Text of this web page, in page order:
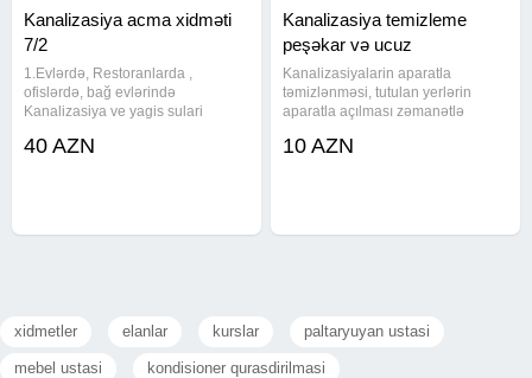
Kanalizasiya acma xidməti
7/2
1.Evlərdə, Restoranlarda ,
ofislərdə, bağ evlərində
Kanalizasiya ve yagis sulari
avadanliqlar ile temizlenmesi ve
40 AZN
Kanalizasiya temizleme
peşəkar və ucuz
Kanalizasiyalarin aparatla
təmizlənməsi, tutulan yerlərin
aparatla açılması zəmanətlə
zəmanət verəm. Ən son
10 AZN
xidmetler elanlar kurslar paltaryuyan ustasi
mebel ustasi kondisioner qurasdirilmasi